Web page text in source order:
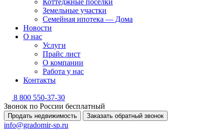
Коттеджные посёлки
Земельные участки
Семейная ипотека — Дома
Новости
О нас
Услуги
Прайс лист
О компании
Работа у нас
Контакты
8 800 550-37-30
Звонок по России бесплатный
Продать недвижимость Заказать обратный звонок
info@gradomir-sp.ru